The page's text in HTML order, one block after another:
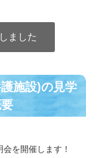
ました
施設)の⾒学
を開催します！